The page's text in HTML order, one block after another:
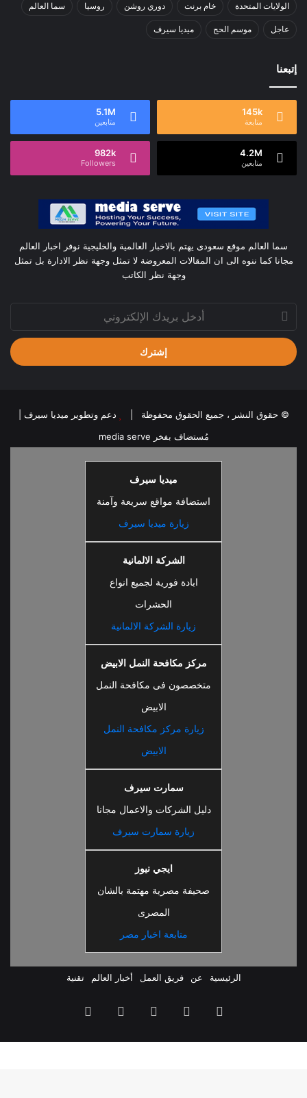
الولايات المتحدة خام برنت دوري روشن روسيا سما العالم
عاجل موسم الحج ميديا سيرف
إتبعنا
145k
متابعة
5.1M
متابعين
4.2M
متابعين
982k
Followers
سما العالم موقع سعودى يهتم بالاخبار العالمية والخليجية نوفر اخبار العالم
مجانا كما ننوه الى ان المقالات المعروضة لا تمثل وجهة نظر الادارة بل تمثل
وجهة نظر الكاتب
أدخل
بريدك
الإلكتروني
© حقوق النشر ، جميع الحقوق محفوظة | دعم وتطوير ميديا سيرف
مُستضاف بفخر media serve
ميديا سيرف
استضافة مواقع سريعة وآمنة
زيارة ميديا سيرف
الشركة الالمانية
ابادة فورية لجميع انواع
الحشرات
زيارة الشركة الالمانية
مركز مكافحة النمل الابيض
متخصصون فى مكافحة النمل
الابيض
زيارة مركز مكافحة النمل
الابيض
سمارت سيرف
دليل الشركات والاعمال مجانا
زيارة سمارت سيرف
ايجي نيوز
صحيفة مصرية مهتمة بالشان
المصرى
متابعة اخبار مصر
الرئيسية عن فريق العمل أخبار العالم تقنية
ملخص
الموقع
فيسبوك ‫YouTube